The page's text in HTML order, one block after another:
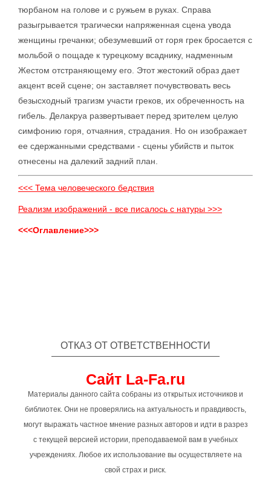
тюрбаном на голове и с ружьем в руках. Справа
разыгрывается трагически напряженная сцена увода
женщины гречанки; обезумевший от горя грек бросается с
мольбой о пощаде к турецкому всаднику, надменным
Жестом отстраняющему его. Этот жестокий образ дает
акцент всей сцене; он заставляет почувствовать весь
безысходный трагизм участи греков, их обреченность на
гибель. Делакруа развертывает перед зрителем целую
симфонию горя, отчаяния, страдания. Но он изображает
ее сдержанными средствами - сцены убийств и пыток
отнесены на далекий задний план.
<<< Тема человеческого бедствия
Реализм изображений - все писалось с натуры >>>
<<<Оглавление>>>
ОТКАЗ ОТ ОТВЕТСТВЕННОСТИ
Сайт La-Fa.ru
Материалы данного сайта собраны из открытых источников и
библиотек. Они не проверялись на актуальность и правдивость,
могут выражать частное мнение разных авторов и идти в разрез
с текущей версией истории, преподаваемой вам в учебных
учреждениях. Любое их использование вы осуществляете на
свой страх и риск.